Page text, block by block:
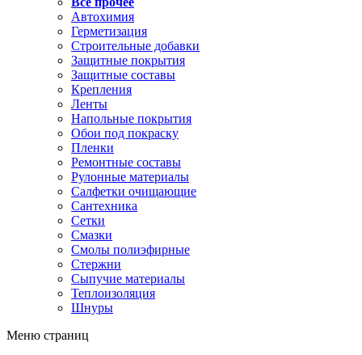
Автохимия
Герметизация
Строительные добавки
Защитные покрытия
Защитные составы
Крепления
Ленты
Напольные покрытия
Обои под покраску
Пленки
Ремонтные составы
Рулонные материалы
Салфетки очищающие
Сантехника
Сетки
Смазки
Смолы полиэфирные
Стержни
Сыпучие материалы
Теплоизоляция
Шнуры
Меню страниц